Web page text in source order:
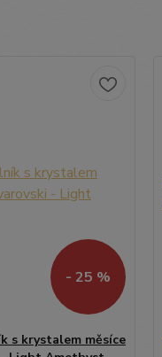
- 25 %
s krystalem měsíce